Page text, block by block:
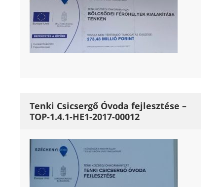
Tenki Csicsergő Óvoda fejlesztése –
TOP-1.4.1-HE1-2017-00012